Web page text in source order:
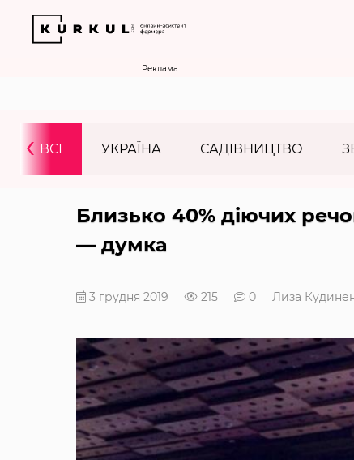
Реклама
ВСІ УКРАЇНА САДІВНИЦТВО
‹
Близько 40% діючих
— думка
3 грудня 2019 215 0 Лиза